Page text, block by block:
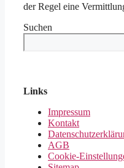
der Regel eine
Suchen
Links
Impressum
Kontakt
AGB
Cookie-